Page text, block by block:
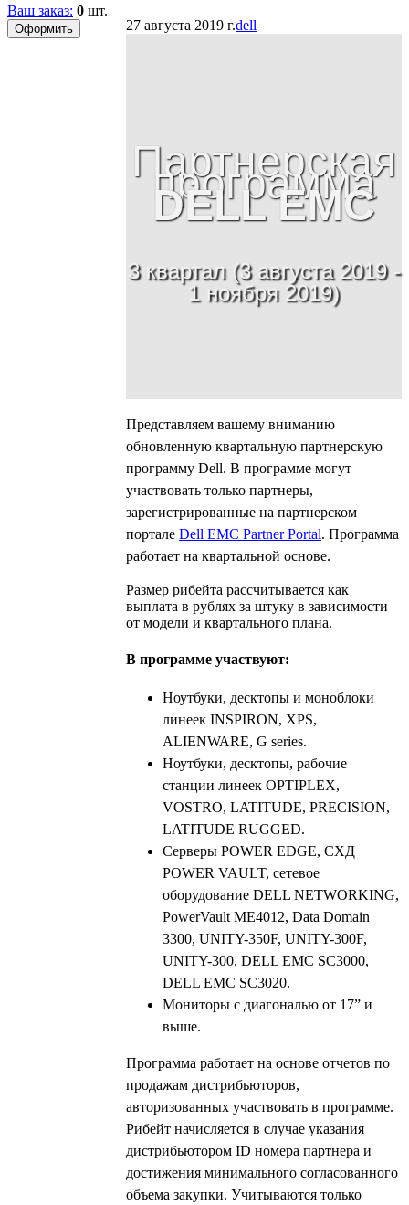
Ваш заказ: 0 шт.
27 августа 2019 г.dell
Партнерская
программа
DELL EMC
3 квартал (3 августа 2019 -
1 ноября 2019)
Представляем вашему вниманию
обновленную квартальную партнерскую
программу Dell. В программе могут
участвовать только партнеры,
зарегистрированные на партнерском
портале Dell EMC Partner Portal. Программа
работает на квартальной основе.
Размер рибейта рассчитывается как
выплата в рублях за штуку в зависимости
от модели и квартального плана.
В программе участвуют:
Ноутбуки, десктопы и моноблоки
линеек INSPIRON, XPS,
ALIENWARE, G series.
Ноутбуки, десктопы, рабочие
станции линеек OPTIPLEX,
VOSTRO, LATITUDE, PRECISION,
LATITUDE RUGGED.
Серверы POWER EDGE, СХД
POWER VAULT, сетевое
оборудование DELL NETWORKING,
PowerVault ME4012, Data Domain
3300, UNITY-350F, UNITY-300F,
UNITY-300, DELL EMC SC3000,
DELL EMC SC3020.
Мониторы с диагональю от 17” и
выше.
Программа работает на основе отчетов по
продажам дистрибьюторов,
авторизованных участвовать в программе.
Рибейт начисляется в случае указания
дистрибьютором ID номера партнера и
достижения минимального согласованного
объема закупки. Учитываются только